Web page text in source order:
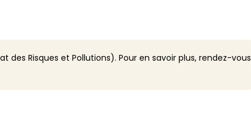
des Risques et Pollutions). Pour en savoir plus, rendez-vous